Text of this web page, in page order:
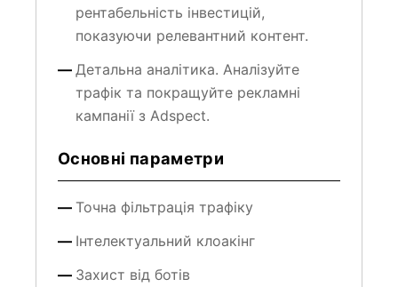
рентабельність інвестицій,
показуючи релевантний контент.
Детальна аналітика. Аналізуйте
трафік та покращуйте рекламні
кампанії з Adspect.
Основні параметри
Точна фільтрація трафіку
Інтелектуальний клоакінг
Захист від ботів